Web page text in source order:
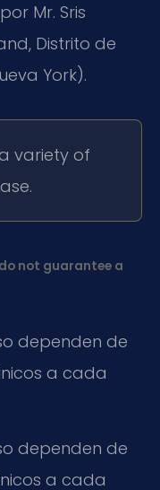
Mr. Sris
Distrito de
York).
variety of
not guarantee a
dependen de
a cada
dependen de
a cada